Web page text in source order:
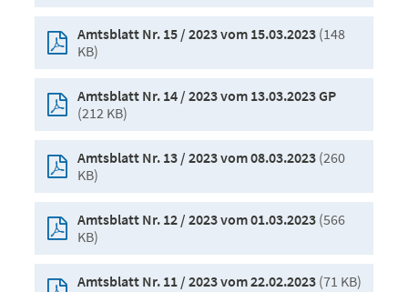
Amtsblatt Nr. 15 / 2023 vom 15.03.2023(148
KB)
Amtsblatt Nr. 14 / 2023 vom 13.03.2023 GP
(212 KB)
Amtsblatt Nr. 13 / 2023 vom 08.03.2023(260
KB)
Amtsblatt Nr. 12 / 2023 vom 01.03.2023(566
KB)
Amtsblatt Nr. 11 / 2023 vom 22.02.2023(71 KB)